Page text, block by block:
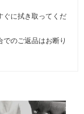
ぐに拭き取ってくだ
のご返品はお断り